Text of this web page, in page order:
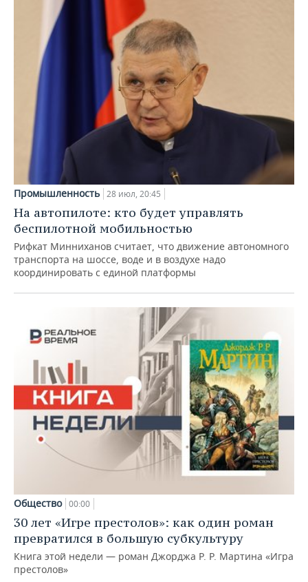
Промышленность 28 июл, 20:45
На автопилоте: кто будет управлять
беспилотной мобильностью
Рифкат Минниханов считает, что движение автономного
транспорта на шоссе, воде и в воздухе надо
координировать с единой платформы
Общество 00:00
30 лет «Игре престолов»: как один роман
превратился в большую субкультуру
Книга этой недели — роман Джорджа Р. Р. Мартина «Игра
престолов»